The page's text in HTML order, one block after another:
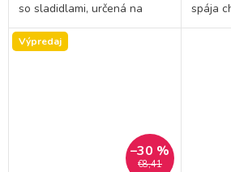
so sladidlami, určená na
okamžitú spotrebu.
spája
Výpredaj
€8,41
–30 %